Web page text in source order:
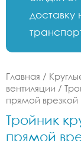
доставку
Главная /
вентиляции /
прямой врезкой
Тройник
прямой